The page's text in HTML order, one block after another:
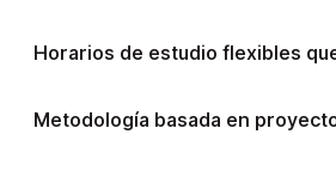
Horarios de estudio flexibles
Metodología basada en